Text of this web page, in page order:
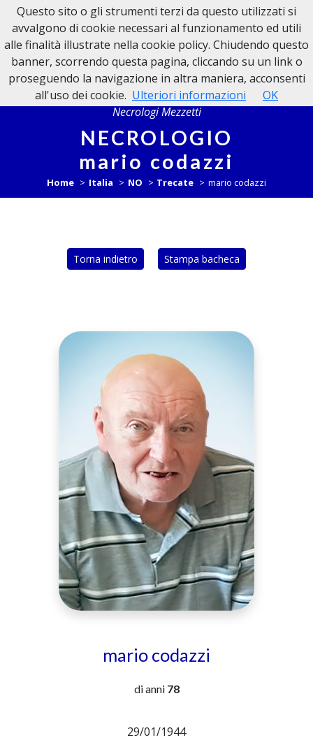
NECROLOGI MEZZETTI
Necrologi Mezzetti
NECROLOGIO
mario codazzi
Home Italia NO Trecate mario codazzi
Torna indietro Stampa bacheca
mario codazzi
di anni 78
29/01/1944
Questo sito o gli strumenti terzi da questo utilizzati si
avvalgono di cookie necessari al funzionamento ed utili
alle finalità illustrate nella cookie policy. Chiudendo questo
banner, scorrendo questa pagina, cliccando su un link o
proseguendo la navigazione in altra maniera, acconsenti
all'uso dei cookie. Ulteriori informazioni OK